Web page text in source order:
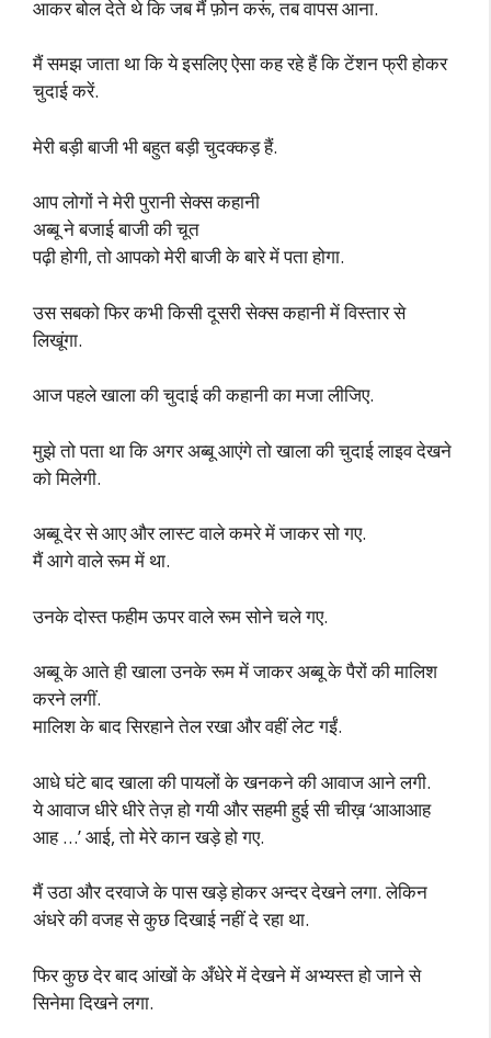
आकर बोल देते थे कि जब मैं फ़ोन करूं, तब वापस आना.
मैं समझ जाता था कि ये इसलिए ऐसा कह रहे हैं कि टेंशन फ्री होकर
चुदाई करें.
मेरी बड़ी बाजी भी बहुत बड़ी चुदक्कड़ हैं.
आप लोगों ने मेरी पुरानी सेक्स कहानी
अब्बू ने बजाई बाजी की चूत
पढ़ी होगी, तो आपको मेरी बाजी के बारे में पता होगा.
उस सबको फिर कभी किसी दूसरी सेक्स कहानी में विस्तार से
लिखूंगा.
आज पहले खाला की चुदाई की कहानी का मजा लीजिए.
मुझे तो पता था कि अगर अब्बू आएंगे तो खाला की चुदाई लाइव देखने
को मिलेगी.
अब्बू देर से आए और लास्ट वाले कमरे में जाकर सो गए.
मैं आगे वाले रूम में था.
उनके दोस्त फहीम ऊपर वाले रूम सोने चले गए.
अब्बू के आते ही खाला उनके रूम में जाकर अब्बू के पैरों की मालिश
करने लगीं.
मालिश के बाद सिरहाने तेल रखा और वहीं लेट गईं.
आधे घंटे बाद खाला की पायलों के खनकने की आवाज आने लगी.
ये आवाज धीरे धीरे तेज़ हो गयी और सहमी हुई सी चीख़ ‘आआआह
आह …’ आई, तो मेरे कान खड़े हो गए.
मैं उठा और दरवाजे के पास खड़े होकर अन्दर देखने लगा. लेकिन
अंधरे की वजह से कुछ दिखाई नहीं दे रहा था.
फिर कुछ देर बाद आंखों के अँधेरे में देखने में अभ्यस्त हो जाने से
सिनेमा दिखने लगा.